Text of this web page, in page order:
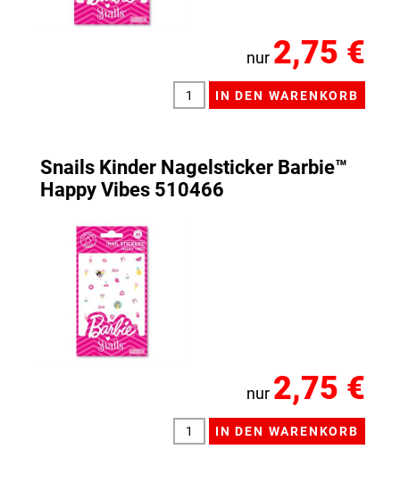
nur 2,75 €
Snails Kinder Nagelsticker Barbie™
Happy Vibes 510466
nur 2,75 €